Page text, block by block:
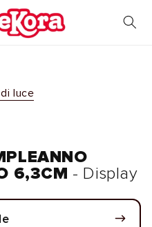
luce
6,3CM - Display